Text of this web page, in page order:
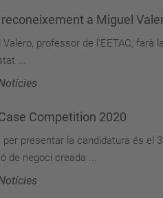
a Miguel
Valero, professor de l'EETAC,
...
Competition 2020
per presentar la candidatura és el
de negoci creada ...